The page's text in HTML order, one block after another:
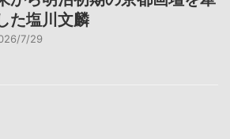
た塩川文麟
7/29